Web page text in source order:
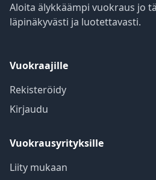
Aloita älykkäämpi vuokraus jo
läpinäkyvästi ja luotettavasti.
Vuokraajille
Rekisteröidy
Kirjaudu
Vuokrausyrityksille
Liity mukaan